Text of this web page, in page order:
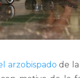
arzobispado de